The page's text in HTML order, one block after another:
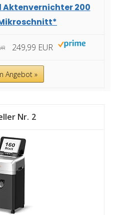
Aktenvernichter 200
249,99 EUR
Angebot »
2